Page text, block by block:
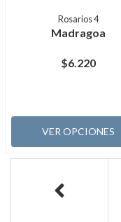
Rosarios 4
Madragoa
$6.220
VER OPCIONES